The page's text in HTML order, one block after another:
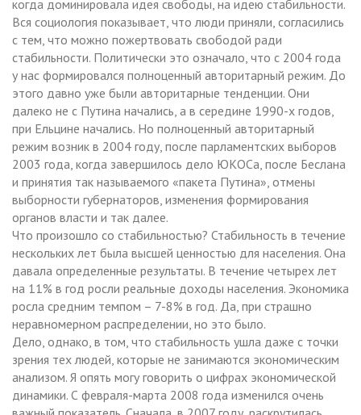
когда доминировала идея свободы, на идею стабильности.
Вся социология показывает, что люди приняли, согласились
с тем, что можно пожертвовать свободой ради
стабильности. Политически это означало, что с 2004 года
у нас формировался полноценный авторитарный режим. До
этого давно уже были авторитарные тенденции. Они
далеко не с Путина начались, а в середине 1990-х годов,
при Ельцине начались. Но полноценный авторитарный
режим возник в 2004 году, после парламентских выборов
2003 года, когда завершилось дело ЮКОСа, после Беслана
и принятия так называемого «пакета Путина», отмены
выборности губернаторов, изменения формирования
органов власти и так далее.
Что произошло со стабильностью? Стабильность в течение
нескольких лет была высшей ценностью для населения. Она
давала определенные результаты. В течение четырех лет
на 11% в год росли реальные доходы населения. Экономика
росла средним темпом – 7-8% в год. Да, при страшно
неравномерном распределении, но это было.
Дело, однако, в том, что стабильность ушла даже с точки
зрения тех людей, которые не занимаются экономическим
анализом. Я опять могу говорить о цифрах экономической
динамики. С февраля-марта 2008 года изменился очень